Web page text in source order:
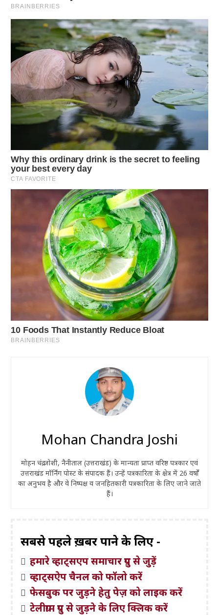
Mohan Chandra Joshi
मोहन चंद्र जोशी, नैनीताल (उत्तराखंड) के मान्यता प्राप्त वरिष्ठ पत्रकार एवं
उत्तराखंड मॉर्निंग पोस्ट के संपादक हैं। उन्हें पत्रकारिता के क्षेत्र में 26 वर्षों
का अनुभव है और वे निष्पक्ष व जनहितकारी पत्रकारिता के लिए जाने जाते
हैं।
सबसे पहले ख़बरें पाने के लिए -
हमारे व्हाट्सएप समाचार ग्रुप से जुड़ें
व्हाट्सऐप चैनल को फॉलो करें
फेसबुक पर जुड़ने हेतु पेज़ को लाइक करें
टेलीग्राम ग्रुप से जुड़ने के लिए क्लिक करें